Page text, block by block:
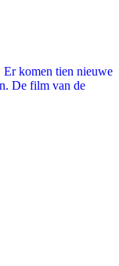
Er komen tien nieuwe
De film van de